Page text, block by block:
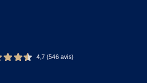
4,7 (546 avis)